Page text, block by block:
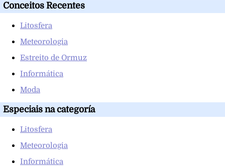
Conceitos Recentes
Litosfera
Meteorologia
Estreito de Ormuz
Informática
Moda
Especiais na categoría
Litosfera
Meteorologia
Informática